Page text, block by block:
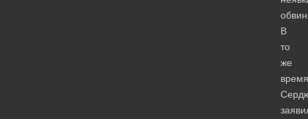
В
то
же
время